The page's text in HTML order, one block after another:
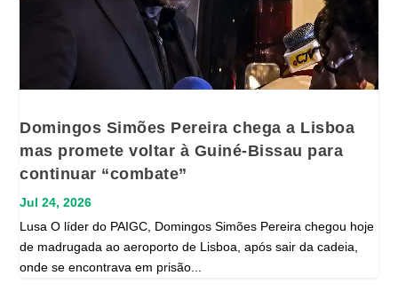
Domingos Simões Pereira chega a Lisboa
mas promete voltar à Guiné-Bissau para
continuar “combate”
Jul 24, 2026
Lusa O líder do PAIGC, Domingos Simões Pereira chegou hoje
de madrugada ao aeroporto de Lisboa, após sair da cadeia,
onde se encontrava em prisão...